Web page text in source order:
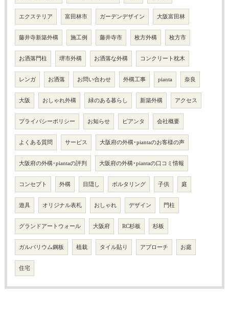
エクステリア 富田林市 ガーデンデザイン 大阪富田林
藤井寺新築外構 施工例 藤井寺市 枚方外構 枚方市
お洒落門柱 堺市外構 お洒落な外構 コンクリート枕木
レンガ お洒落 お問い合わせ 外構工事 pianta 奈良
大阪 おしゃれ外構 緑のある暮らし 新築外構 アクセス
プライバシーポリシー お知らせ ピアンタ 会社概要
よくある質問 サービス 大阪府の外構･piantaのお客様の声
大阪府の外構･piantaの評判 大阪府の外構･piantaの口コミ情報
コンセプト 外構 目隠し ボルタリング 子供 庭
遊具 オリジナル表札 おしゃれ デザイン 門柱
グランドアートウォール 大阪府 RC杉板 杉板
ガルバリウム鋼板 植栽 タイル貼り アプローチ お庭
住宅